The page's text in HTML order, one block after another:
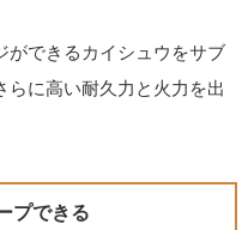
ができるカイシュウをサブ
らに高い耐久力と火力を出
プできる